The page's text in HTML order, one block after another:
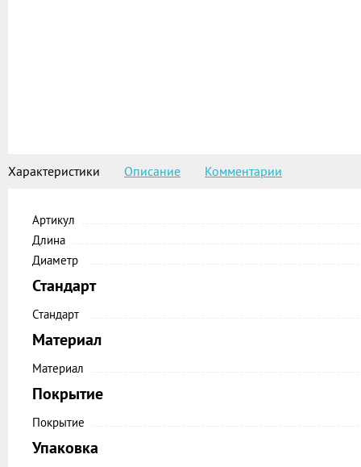
Характеристики Описание Комментарии
Артикул
Длина
Диаметр
Стандарт
Стандарт
Материал
Материал
Покрытие
Покрытие
Упаковка